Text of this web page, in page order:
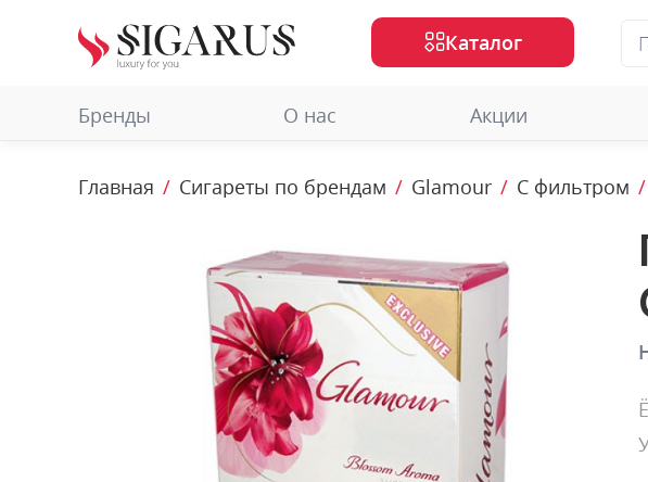
Бренды О нас Акции
Каталог
Главная Сигареты по брендам Glamour С фильтром